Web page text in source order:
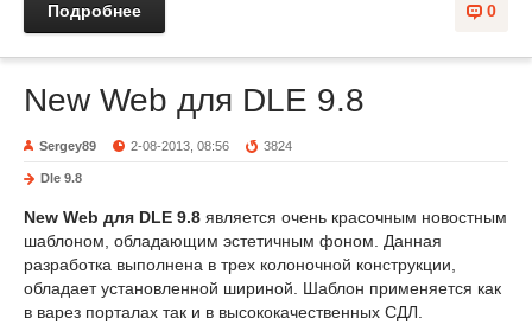
0
Подробнее
New Web для DLE 9.8
Sergey89 2-08-2013, 08:56 3824
Dle 9.8
New Web для DLE 9.8 является очень красочным новостным
шаблоном, обладающим эстетичным фоном. Данная
разработка выполнена в трех колоночной конструкции,
обладает установленной шириной. Шаблон применяется как
в варез порталах так и в высококачественных СДЛ.